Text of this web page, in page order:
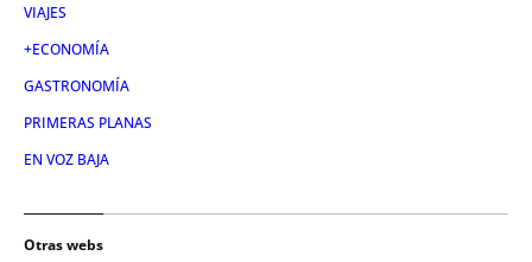
VIAJES
+ECONOMÍA
GASTRONOMÍA
PRIMERAS PLANAS
EN VOZ BAJA
Otras webs